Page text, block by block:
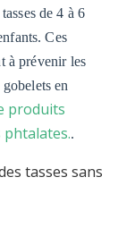
de 4 à 6
Ces
à prévenir les
en
produits
phtalates..
tasses sans